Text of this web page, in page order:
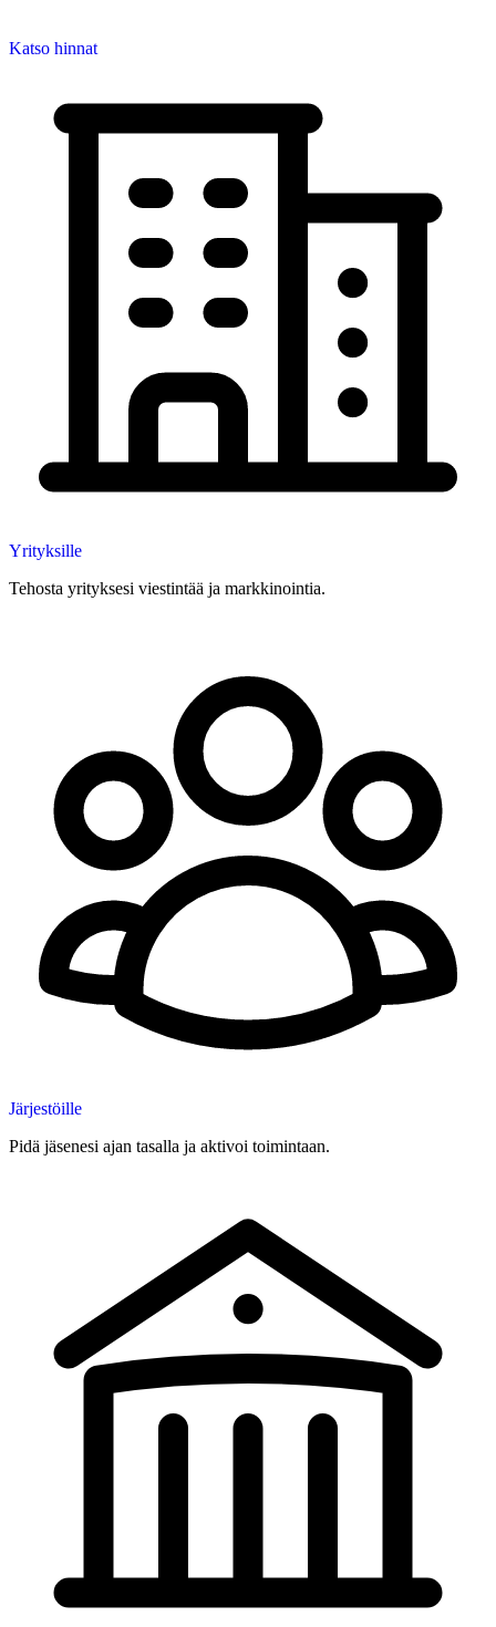
Katso hinnat
Yrityksille
Tehosta yrityksesi viestintää ja markkinointia.
Järjestöille
Pidä jäsenesi ajan tasalla ja aktivoi toimintaan.